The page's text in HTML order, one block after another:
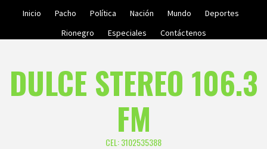
Inicio Pacho Política Nación Mundo
Deportes
Rionegro
Especiales Contáctenos
DULCE STEREO 106.3
FM
CEL: 3102535388